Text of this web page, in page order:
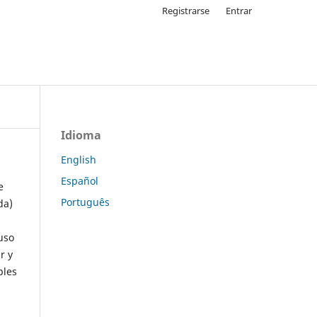
Registrarse Entrar
y
Idioma
English
Español
Português